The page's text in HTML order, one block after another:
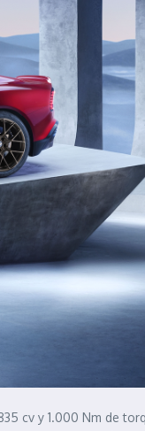
cv y 1.000 Nm de